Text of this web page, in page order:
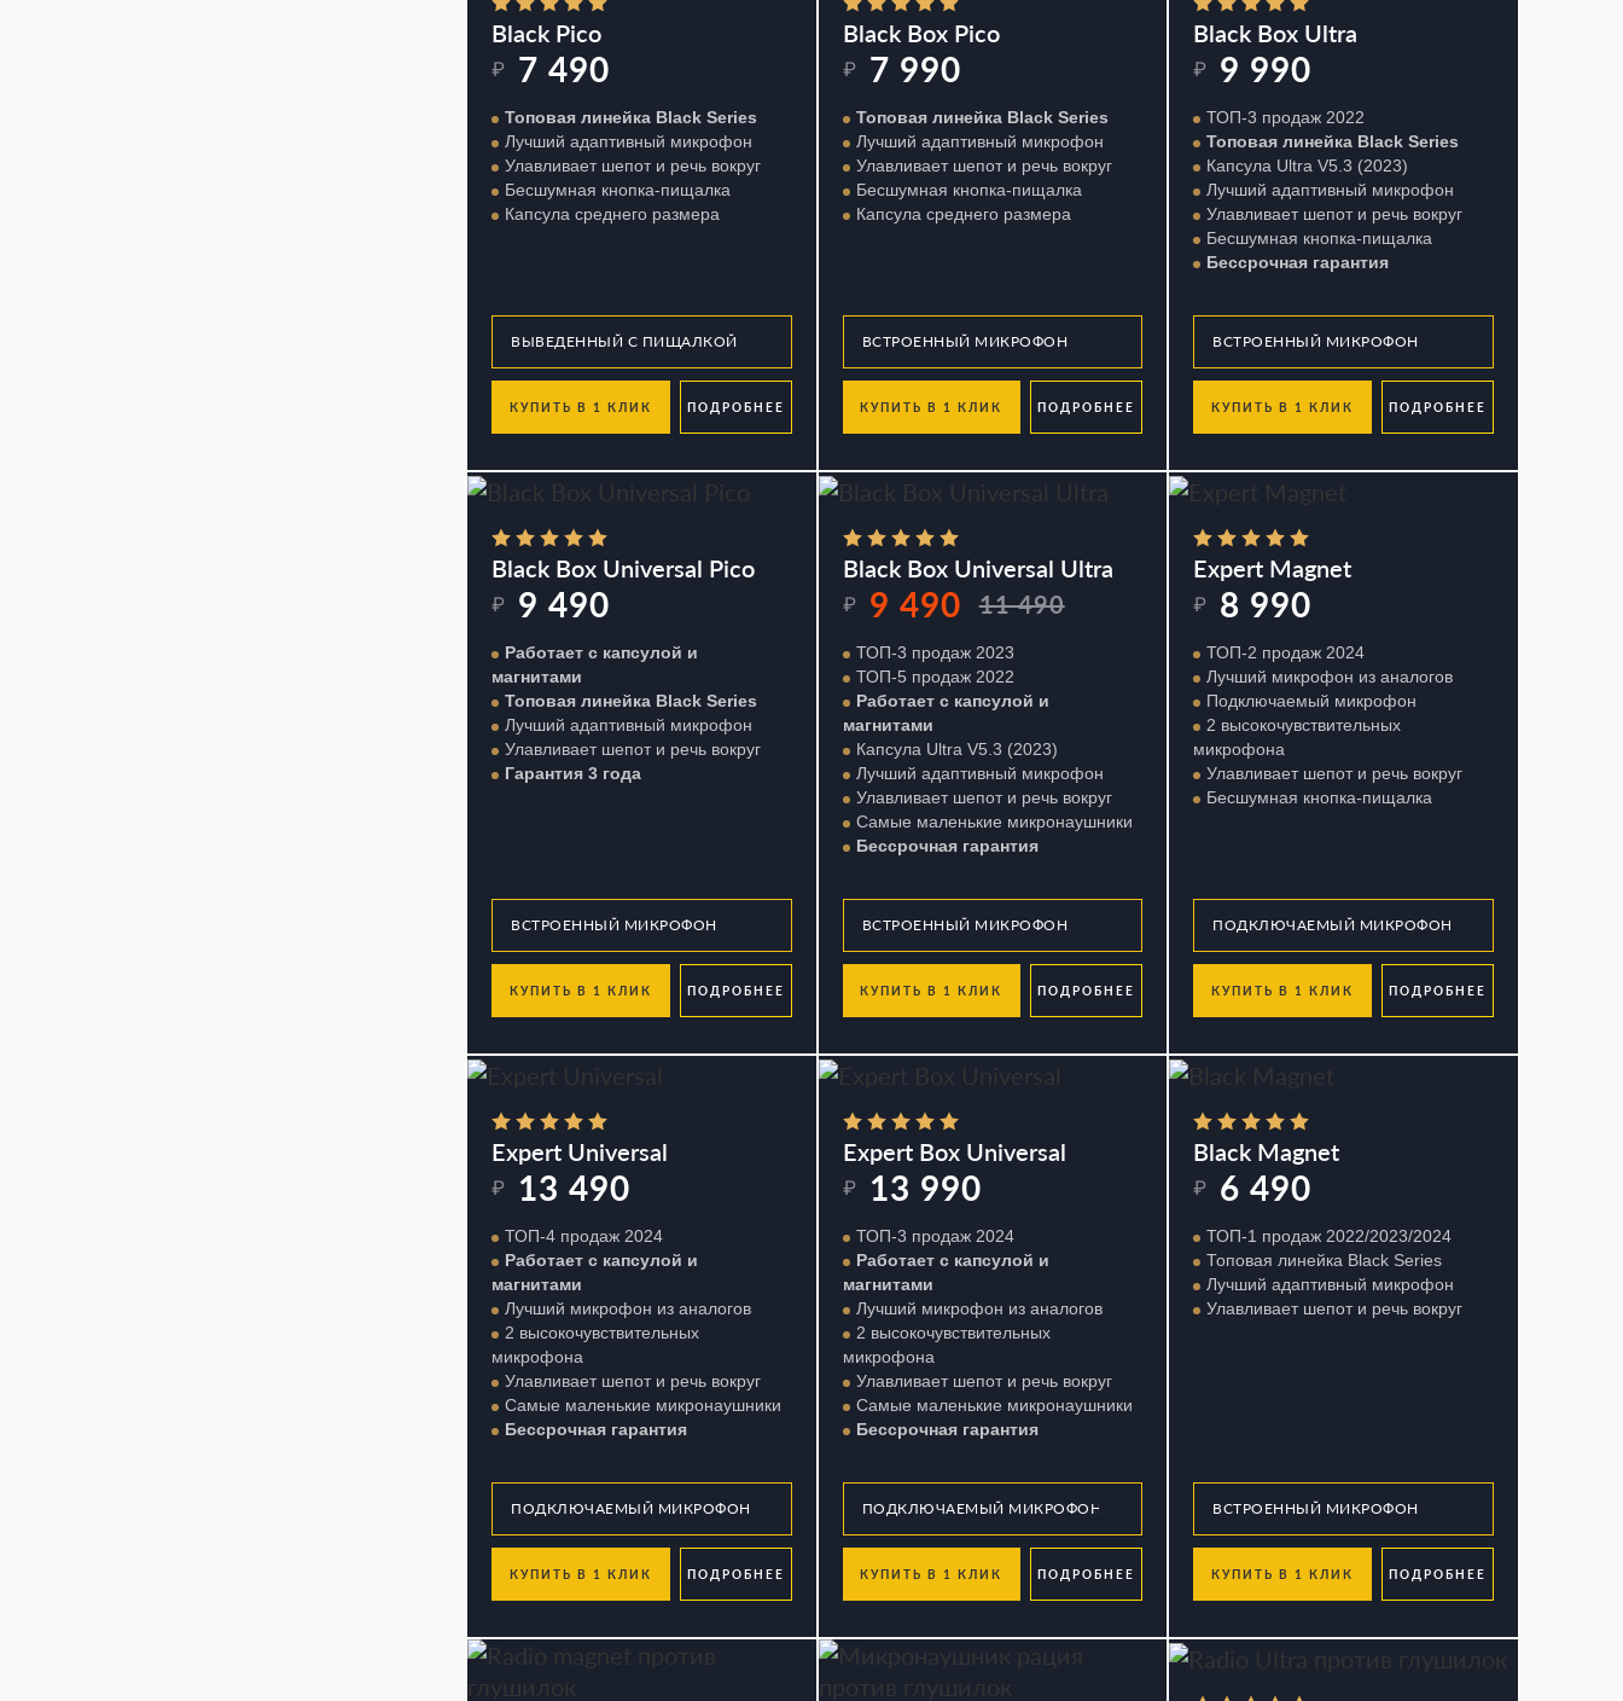
Black Pico
Топовая линейка Black Series
Лучший адаптивный микрофон
Улавливает шепот и речь вокруг
Бесшумная кнопка-пищалка
Капсула среднего размера
₽ 7 490
КУПИТЬ В 1 КЛИК ПОДРОБНЕЕ
Black Box Pico
Топовая линейка Black Series
Лучший адаптивный микрофон
Улавливает шепот и речь вокруг
Бесшумная кнопка-пищалка
Капсула среднего размера
₽ 7 990
КУПИТЬ В 1 КЛИК ПОДРОБНЕЕ
Black Box Ultra
ТОП-3 продаж 2022
Топовая линейка Black Series
Капсула Ultra V5.3 (2023)
Лучший адаптивный микрофон
Улавливает шепот и речь вокруг
Бесшумная кнопка-пищалка
Бессрочная гарантия
₽ 9 990
КУПИТЬ В 1 КЛИК ПОДРОБНЕЕ
Black Box Universal Pico
Работает с капсулой и
магнитами
Топовая линейка Black Series
Лучший адаптивный микрофон
Улавливает шепот и речь вокруг
Гарантия 3 года
₽ 9 490
КУПИТЬ В 1 КЛИК ПОДРОБНЕЕ
Black Box Universal Ultra
ТОП-3 продаж 2023
ТОП-5 продаж 2022
Работает с капсулой и
магнитами
Капсула Ultra V5.3 (2023)
Лучший адаптивный микрофон
Улавливает шепот и речь вокруг
Самые маленькие микронаушники
Бессрочная гарантия
₽ 11 490
9 490
КУПИТЬ В 1 КЛИК ПОДРОБНЕЕ
Expert Magnet
ТОП-2 продаж 2024
Лучший микрофон из аналогов
Подключаемый микрофон
2 высокочувствительных
микрофона
Улавливает шепот и речь вокруг
Бесшумная кнопка-пищалка
₽ 8 990
КУПИТЬ В 1 КЛИК ПОДРОБНЕЕ
Expert Universal
ТОП-4 продаж 2024
Работает с капсулой и
магнитами
Лучший микрофон из аналогов
2 высокочувствительных
микрофона
Улавливает шепот и речь вокруг
Самые маленькие микронаушники
Бессрочная гарантия
₽ 13 490
КУПИТЬ В 1 КЛИК ПОДРОБНЕЕ
Expert Box Universal
ТОП-3 продаж 2024
Работает с капсулой и
магнитами
Лучший микрофон из аналогов
2 высокочувствительных
микрофона
Улавливает шепот и речь вокруг
Самые маленькие микронаушники
Бессрочная гарантия
₽ 13 990
КУПИТЬ В 1 КЛИК ПОДРОБНЕЕ
Black Magnet
ТОП-1 продаж 2022/2023/2024
Топовая линейка Black Series
Лучший адаптивный микрофон
Улавливает шепот и речь вокруг
₽ 6 490
КУПИТЬ В 1 КЛИК ПОДРОБНЕЕ